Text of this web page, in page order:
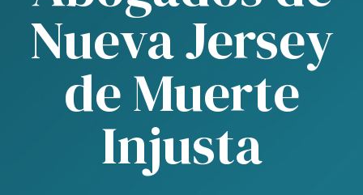
Nueva Jersey
de Muerte
Injusta